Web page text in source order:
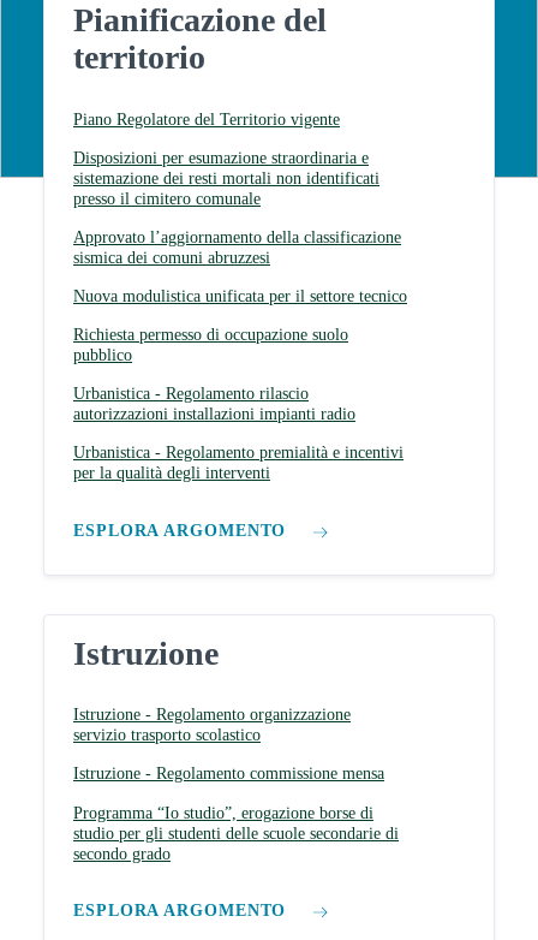
Pianificazione del
territorio
Piano Regolatore del Territorio vigente
Disposizioni per esumazione straordinaria e
sistemazione dei resti mortali non identificati
presso il cimitero comunale
Approvato l’aggiornamento della classificazione
sismica dei comuni abruzzesi
Nuova modulistica unificata per il settore tecnico
Richiesta permesso di occupazione suolo
pubblico
Urbanistica - Regolamento rilascio
autorizzazioni installazioni impianti radio
Urbanistica - Regolamento premialità e incentivi
per la qualità degli interventi
ESPLORA ARGOMENTO
Istruzione
Istruzione - Regolamento organizzazione
servizio trasporto scolastico
Istruzione - Regolamento commissione mensa
Programma “Io studio”, erogazione borse di
studio per gli studenti delle scuole secondarie di
secondo grado
ESPLORA ARGOMENTO